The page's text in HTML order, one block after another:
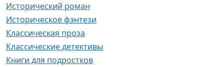
Исторический роман
Историческое фэнтези
Классическая проза
Классические детективы
Книги для подростков